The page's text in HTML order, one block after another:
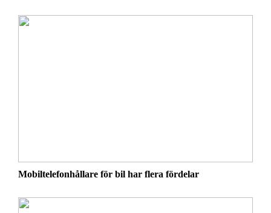
Mobiltelefonhållare för bil har flera fördelar